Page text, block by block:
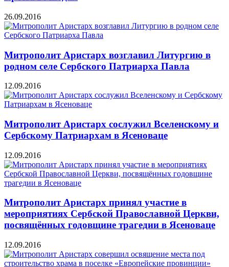
26.09.2016
Митрополит Аристарх возглавил Литургию в
родном селе Сербского Патриарха Павла
12.09.2016
Митрополит Аристарх сослужил Вселенскому и
Сербскому Патриархам в Ясеноваце
12.09.2016
Митрополит Аристарх принял участие в
мероприятиях Сербской Православной Церкви,
посвящённых годовщине трагедии в Ясеноваце
12.09.2016